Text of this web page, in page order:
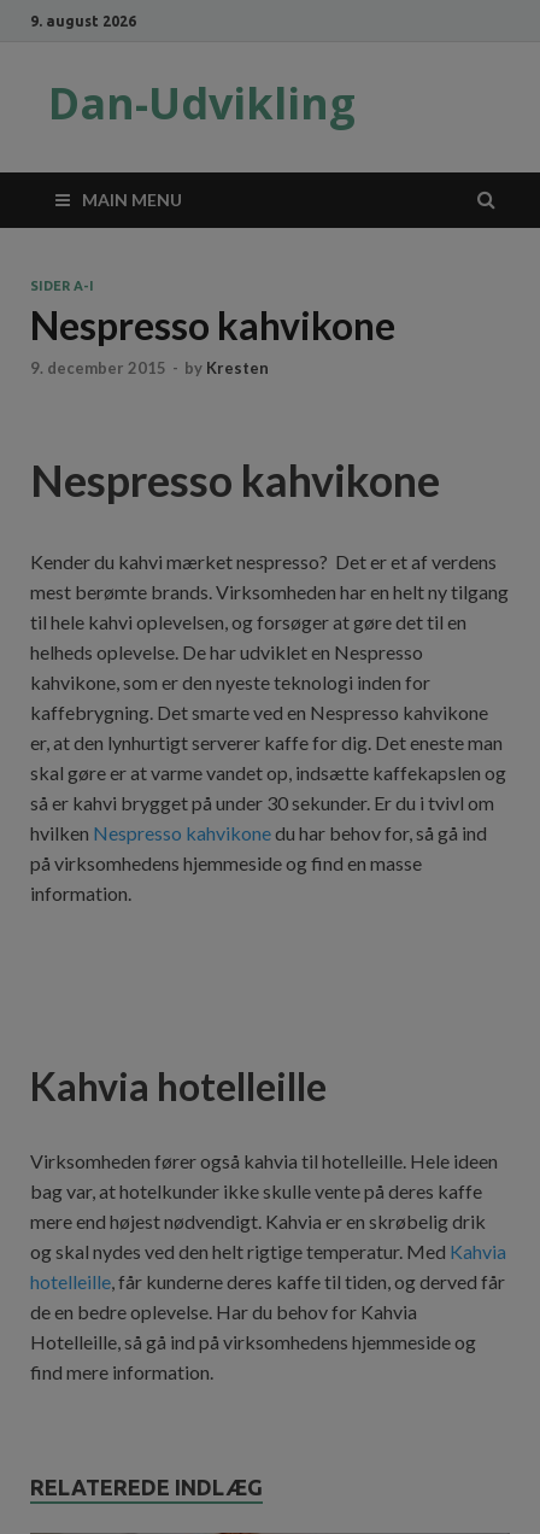
9. august 2026
Dan-Udvikling
MAIN MENU
SIDER A-I
Nespresso kahvikone
9. december 2015 - by Kresten
Nespresso kahvikone
Kender du kahvi mærket nespresso? Det er et af verdens
mest berømte brands. Virksomheden har en helt ny tilgang
til hele kahvi oplevelsen, og forsøger at gøre det til en
helheds oplevelse. De har udviklet en Nespresso
kahvikone, som er den nyeste teknologi inden for
kaffebrygning. Det smarte ved en Nespresso kahvikone
er, at den lynhurtigt serverer kaffe for dig. Det eneste man
skal gøre er at varme vandet op, indsætte kaffekapslen og
så er kahvi brygget på under 30 sekunder. Er du i tvivl om
hvilken Nespresso kahvikonedu har behov for, så gå ind
på virksomhedens hjemmeside og find en masse
information.
Kahvia hotelleille
Virksomheden fører også kahvia til hotelleille. Hele ideen
bag var, at hotelkunder ikke skulle vente på deres kaffe
mere end højest nødvendigt. Kahvia er en skrøbelig drik
og skal nydes ved den helt rigtige temperatur. Med Kahvia
hotelleille , får kunderne deres kaffe til tiden, og derved får
de en bedre oplevelse. Har du behov for Kahvia
Hotelleille, så gå ind på virksomhedens hjemmeside og
find mere information.
RELATEREDE INDLÆG